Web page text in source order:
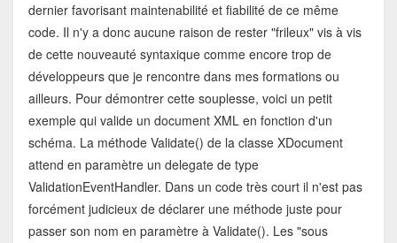
dernier favorisant maintenabilité et fiabilité de ce même
code. Il n'y a donc aucune raison de rester "frileux" vis à vis
de cette nouveauté syntaxique comme encore trop de
développeurs que je rencontre dans mes formations ou
ailleurs. Pour démontrer cette souplesse, voici un petit
exemple qui valide un document XML en fonction d'un
schéma. La méthode Validate() de la classe XDocument
attend en paramètre un delegate de type
ValidationEventHandler. Dans un code très court il n'est pas
forcément judicieux de déclarer une méthode juste pour
passer son nom en paramètre à Validate(). Les "sous